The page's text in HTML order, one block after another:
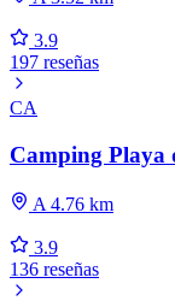
3.9
197 reseñas
CA
Camping Playa
A 4.76 km
3.9
136 reseñas